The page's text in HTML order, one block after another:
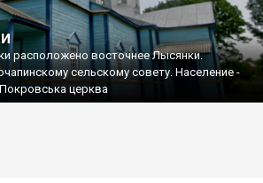
расположено восточнее Лысянки.
сельскому совету. Население -
церква